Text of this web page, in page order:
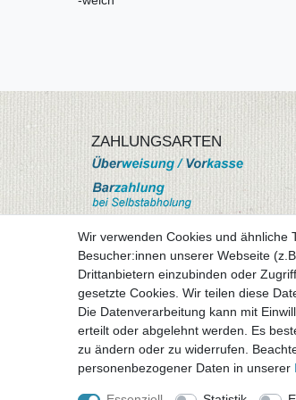
ZAHLUNGSARTEN
mehr Informationen
Besuchen sie uns auf
Wir verwenden Cookies und ähnliche
Besucher:innen unserer Webseite
Drittanbietern einzubinden oder
gesetzte Cookies. Wir teilen diese
Die Datenverarbeitung kann mit
erteilt oder abgelehnt werden. Es
zu ändern oder zu widerrufen.
personenbezogener Daten in unserer